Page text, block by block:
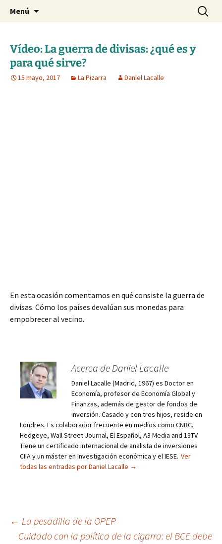
dlacalle.com
Blog de Daniel Lacalle
Menú Buscar:
Vídeo: La guerra de divisas: ¿qué es y
para qué sirve?
15 mayo, 2017 La Pizarra Daniel Lacalle
En esta ocasión comentamos en qué consiste la guerra de
divisas. Cómo los países devalúan sus monedas para
empobrecer al vecino.
Acerca de Daniel Lacalle
Daniel Lacalle (Madrid, 1967) es Doctor en
Economía, profesor de Economía Global y
Finanzas, además de gestor de fondos de
inversión. Casado y con tres hijos, reside en
Londres. Es colaborador frecuente en medios como CNBC,
Hedgeye, Wall Street Journal, El Español, A3 Media and 13TV.
Tiene un certificado internacional de analista de inversiones
CIIA y un máster en Investigación económica y el IESE. Ver
todas las entradas por Daniel Lacalle →
Navegación
← La pesadilla de la OPEP
Cuidado con la política de la cigarra: el BCE debe